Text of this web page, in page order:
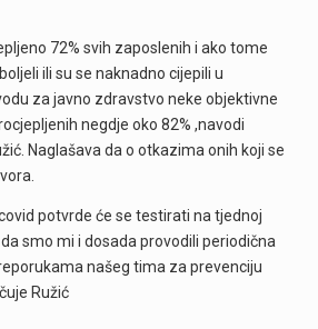
72% svih zaposlenih i ako tome
ili su se naknadno cijepili u
za javno zdravstvo neke objektivne
negdje oko 82% ,navodi
Naglašava da o otkazima onih koji se
potvrde će se testirati na tjednoj
smo mi i dosada provodili periodična
našeg tima za prevenciju
Ružić